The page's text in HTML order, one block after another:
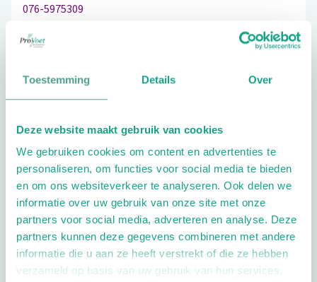
Toestemming Details Over
Deze website maakt gebruik van cookies
We gebruiken cookies om content en advertenties te
personaliseren, om functies voor social media te bieden
en om ons websiteverkeer te analyseren. Ook delen we
informatie over uw gebruik van onze site met onze
partners voor social media, adverteren en analyse. Deze
partners kunnen deze gegevens combineren met andere
informatie die u aan ze heeft verstrekt of die ze hebben
verzameld op basis van uw gebruik van hun services.
076-5975309
Schrijf ook een review
Extra opties